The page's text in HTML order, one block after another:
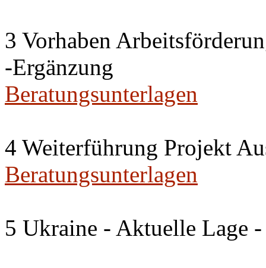
3 Vorhaben
-Ergänzung
Beratungsunterlagen
4 Weiterführung Projekt
Beratungsunterlagen
5 Ukraine - Aktuelle Lage